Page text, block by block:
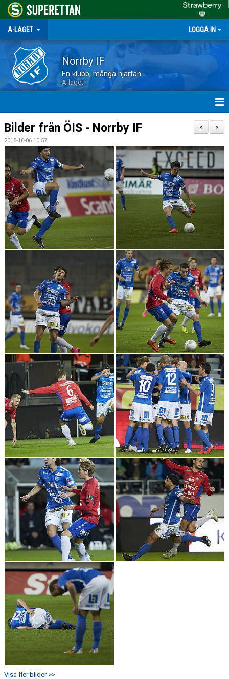
A-LAGET LOGGA IN
Norrby IF
En klubb, många hjärtan
A-laget
HEM
NYHETER
MATCHER
TRUPPEN
KALENDER
DOKUMENT
TABELL ETTAN SÖDRA 2025
>
<
Bilder från ÖIS - Norrby IF
2015-10-06 10:57
Visa fler bilder >>